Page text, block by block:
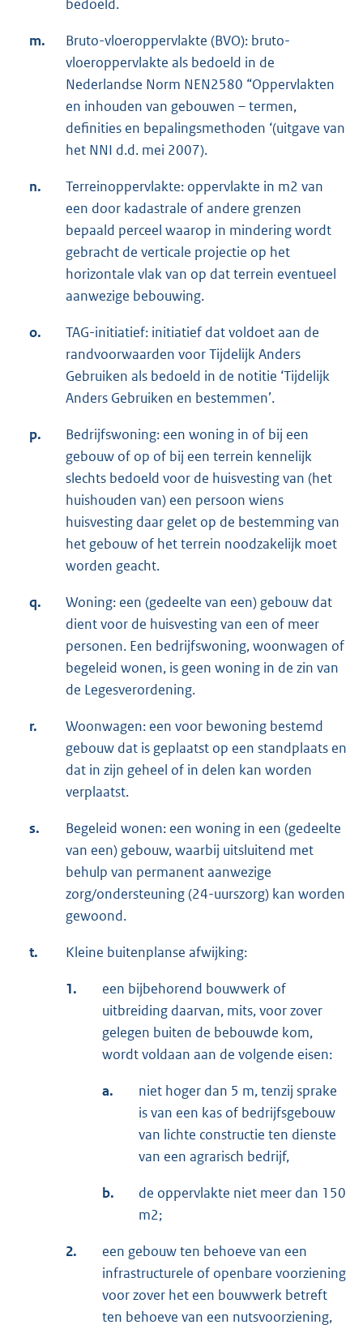
bedoeld.
m.
Bruto-vloeroppervlakte (BVO): bruto-
vloeroppervlakte als bedoeld in de
Nederlandse Norm NEN2580 “Oppervlakten
en inhouden van gebouwen – termen,
definities en bepalingsmethoden ‘(uitgave van
het NNI d.d. mei 2007).
n.
Terreinoppervlakte: oppervlakte in m2 van
een door kadastrale of andere grenzen
bepaald perceel waarop in mindering wordt
gebracht de verticale projectie op het
horizontale vlak van op dat terrein eventueel
aanwezige bebouwing.
o.
TAG-initiatief: initiatief dat voldoet aan de
randvoorwaarden voor Tijdelijk Anders
Gebruiken als bedoeld in de notitie ‘Tijdelijk
Anders Gebruiken en bestemmen’.
p.
Bedrijfswoning: een woning in of bij een
gebouw of op of bij een terrein kennelijk
slechts bedoeld voor de huisvesting van (het
huishouden van) een persoon wiens
huisvesting daar gelet op de bestemming van
het gebouw of het terrein noodzakelijk moet
worden geacht.
q.
Woning: een (gedeelte van een) gebouw dat
dient voor de huisvesting van een of meer
personen. Een bedrijfswoning, woonwagen of
begeleid wonen, is geen woning in de zin van
de Legesverordening.
r.
Woonwagen: een voor bewoning bestemd
gebouw dat is geplaatst op een standplaats en
dat in zijn geheel of in delen kan worden
verplaatst.
s.
Begeleid wonen: een woning in een (gedeelte
van een) gebouw, waarbij uitsluitend met
behulp van permanent aanwezige
zorg/ondersteuning (24-uurszorg) kan worden
gewoond.
t. Kleine buitenplanse afwijking:
1.
een bijbehorend bouwwerk of
uitbreiding daarvan, mits, voor zover
gelegen buiten de bebouwde kom,
wordt voldaan aan de volgende eisen:
a.
niet hoger dan 5 m, tenzij sprake
is van een kas of bedrijfsgebouw
van lichte constructie ten dienste
van een agrarisch bedrijf,
b.
de oppervlakte niet meer dan 150
m2;
2.
een gebouw ten behoeve van een
infrastructurele of openbare voorziening
voor zover het een bouwwerk betreft
ten behoeve van een nutsvoorziening,